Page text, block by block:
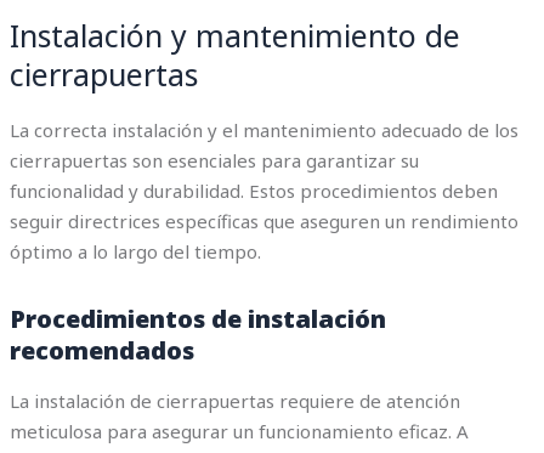
Instalación y mantenimiento de
cierrapuertas
La correcta instalación y el mantenimiento adecuado de los
cierrapuertas son esenciales para garantizar su
funcionalidad y durabilidad. Estos procedimientos deben
seguir directrices específicas que aseguren un rendimiento
óptimo a lo largo del tiempo.
Procedimientos de instalación
recomendados
La instalación de cierrapuertas requiere de atención
meticulosa para asegurar un funcionamiento eficaz. A